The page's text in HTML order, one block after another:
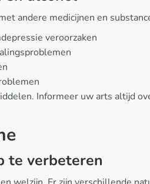
andere medicijnen en
veroorzaken
Informeer uw arts altijd
te verbeteren